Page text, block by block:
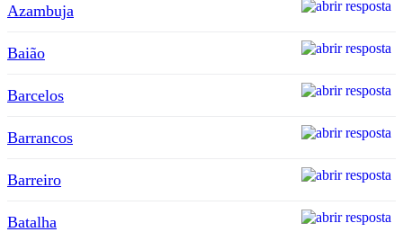
Azambuja
Baião
Barcelos
Barrancos
Barreiro
Batalha